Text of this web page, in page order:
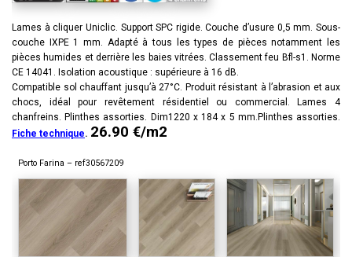
Lames à cliquer Uniclic. Support SPC rigide. Couche d’usure 0,5 mm. Sous-
couche IXPE 1 mm. Adapté à tous les types de pièces notamment les
pièces humides et derrière les baies vitrées. Classement feu Bfl-s1. Norme
CE 14041. Isolation acoustique : supérieure à 16 dB.
Compatible sol chauffant jusqu’à 27°C. Produit résistant à l’abrasion et aux
chocs, idéal pour revêtement résidentiel ou commercial. Lames 4
chanfreins. Plinthes assorties. Dim1220 x 184 x 5 mm.Plinthes assorties.
Fiche technique. 26.90 €/m2
Porto Farina – ref30567209